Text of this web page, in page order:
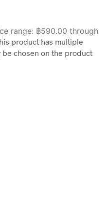
range: ฿590.00 through
product has multiple
be chosen on the product